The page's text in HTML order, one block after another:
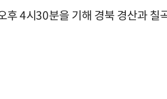
후 4시30분을 기해 경북 경산과 칠